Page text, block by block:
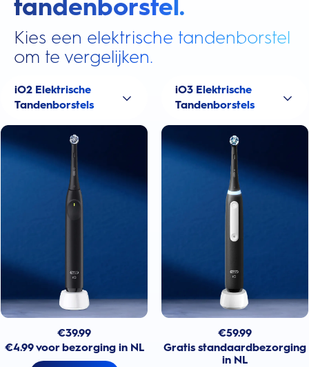
tandenborstel.
Kies een elektrische tandenborstel
om te vergelijken.
iO2 Elektrische
Tandenborstels
€39.99
€4.99 voor bezorging in NL
iO3 Elektrische
Tandenborstels
€59.99
Gratis standaardbezorging
in NL